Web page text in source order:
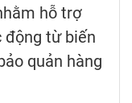
hỗ trợ
động từ biến
quản hàng